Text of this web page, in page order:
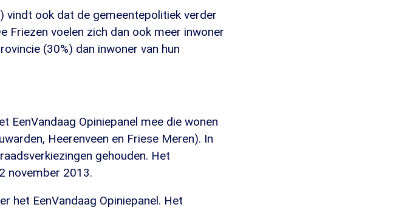
vindt ook dat de gemeentepolitiek verder
Friezen voelen zich dan ook meer inwoner
(30%) dan inwoner van hun
EenVandaag Opiniepanel mee die wonen
Heerenveen en Friese Meren). In
gehouden. Het
november 2013.
het EenVandaag Opiniepanel. Het